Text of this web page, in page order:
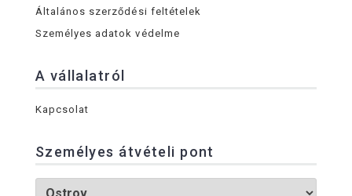
Általános szerződési feltételek
Személyes adatok védelme
A vállalatról
Kapcsolat
Személyes átvételi pont